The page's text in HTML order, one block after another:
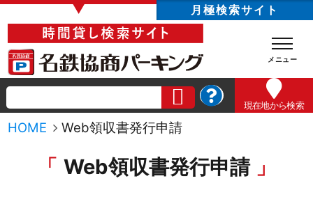
▼ 月極検索サイト
現在地から検索
HOME Web領収書発行申請
Web領収書発行申請